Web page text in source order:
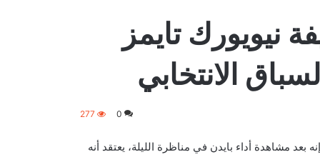
نيويورك تايمز
الانتخابي
0
277
مشاهدة أداء بايدن في مناظرة الليلة، يعتقد أنه